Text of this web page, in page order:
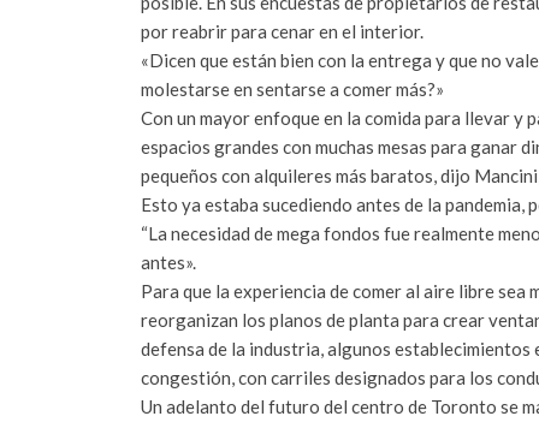
por reabrir para cenar en el interior.
«Dicen que están bien con la entrega y que no
molestarse en sentarse a comer más?»
Con un mayor enfoque en la comida para llevar y
espacios grandes con muchas mesas para ganar
pequeños con alquileres más baratos, dijo
Esto ya estaba sucediendo antes de la pandemia,
“La necesidad de mega fondos fue realmente
antes».
Para que la experiencia de comer al aire libre sea
reorganizan los planos de planta para crear
defensa de la industria, algunos
congestión, con carriles designados para los
Un adelanto del futuro del centro de Toronto se